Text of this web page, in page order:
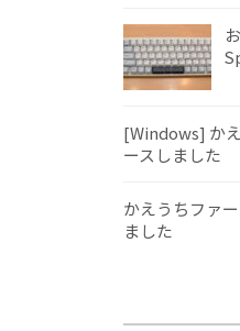
[Windows] か
ースしました
かえうちファ
ました